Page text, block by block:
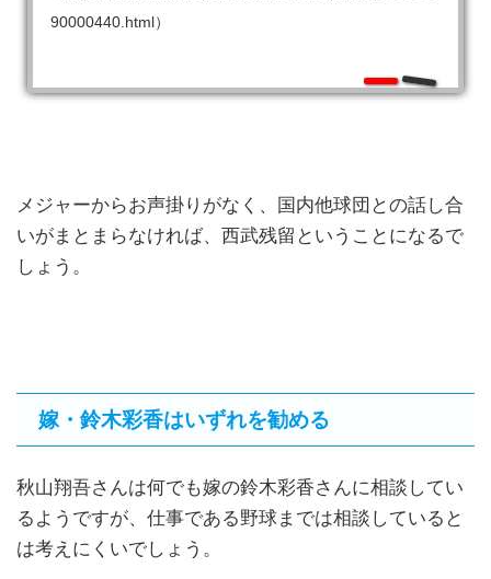
90000440.html）
メジャーからお声掛りがなく、国内他球団との話し合
いがまとまらなければ、西武残留ということになるで
しょう。
嫁・鈴木彩香はいずれを勧める
秋山翔吾さんは何でも嫁の鈴木彩香さんに相談してい
るようですが、仕事である野球までは相談していると
は考えにくいでしょう。